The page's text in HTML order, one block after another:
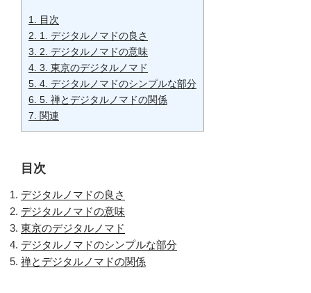
1.
目次
2.
1. デジタルノマドの良さ
3.
2. デジタルノマドの意味
4. 3. 東京のデジタルノマド
5. 4. デジタルノマドのシンプルな部分
6. 5. 禅とデジタルノマドの関係
7.
関連
目次
デジタルノマドの良さ
デジタルノマドの意味
東京のデジタルノマド
デジタルノマドのシンプルな部分
禅とデジタルノマドの関係